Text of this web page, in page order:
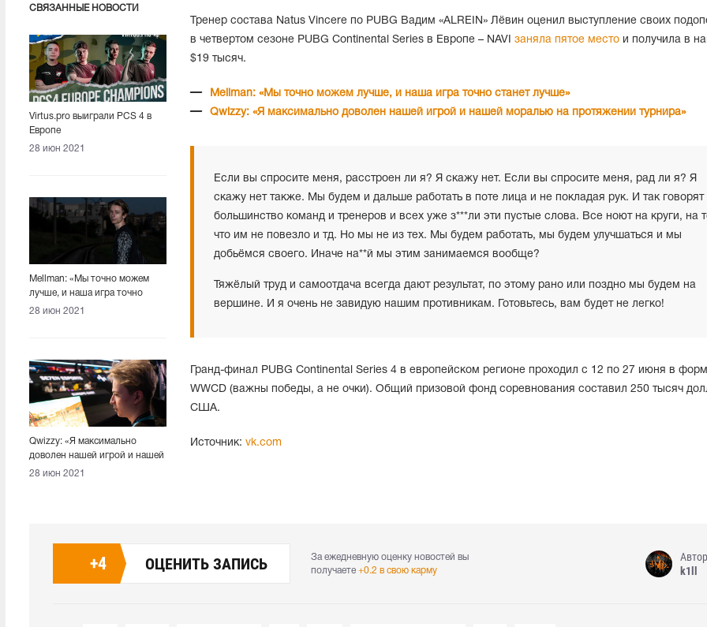
СВЯЗАННЫЕ НОВОСТИ
Virtus.pro выиграли PCS 4 в
Европе
28 июн 2021
Mellman: «Мы точно можем
лучше, и наша игра точно
станет лучше»
28 июн 2021
Qwizzy: «Я максимально
доволен нашей игрой и нашей
моралью на протяжении
28 июн 2021
Тренер состава Natus Vincere по PUBG Вадим «ALREIN» Лёвин оценил выступление своих
в четвертом сезоне PUBG Continental Series в Европе – NAVI заняла пятое местои получила в
$19 тысяч.
Mellman: «Мы точно можем лучше, и наша игра точно станет лучше»
Qwizzy: «Я максимально доволен нашей игрой и нашей моралью на протяжении турнира»
Если вы спросите меня, расстроен ли я? Я скажу нет. Если вы спросите меня, рад ли я? Я
скажу нет также. Мы будем и дальше работать в поте лица и не покладая рук. И так говорят
большинство команд и тренеров и всех уже з***ли эти пустые слова. Все ноют на круги, на
что им не повезло и тд. Но мы не из тех. Мы будем работать, мы будем улучшаться и мы
добьёмся своего. Иначе на**й мы этим занимаемся вообще?
Тяжёлый труд и самоотдача всегда дают результат, по этому рано или поздно мы будем на
вершине. И я очень не завидую нашим противникам. Готовьтесь, вам будет не легко!
Гранд-финал PUBG Continental Series 4 в европейском регионе проходил с 12 по 27 июня в
WWCD (важны победы, а не очки). Общий призовой фонд соревнования составил 250 тысяч
США.
Источник: vk.com
+4 ОЦЕНИТЬ ЗАПИСЬ
За ежедневную оценку новостей вы
получаете +0.2 в свою карму
Автор
k1ll